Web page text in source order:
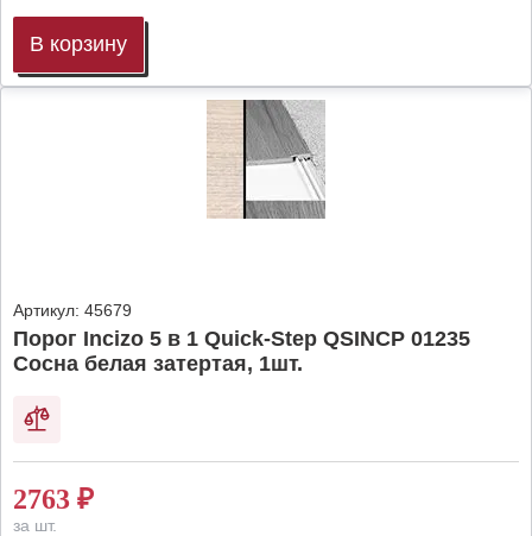
В корзину
Артикул: 45679
Порог Incizo 5 в 1 Quick-Step QSINCP 01235
Сосна белая затертая, 1шт.
2763 ₽
за шт.